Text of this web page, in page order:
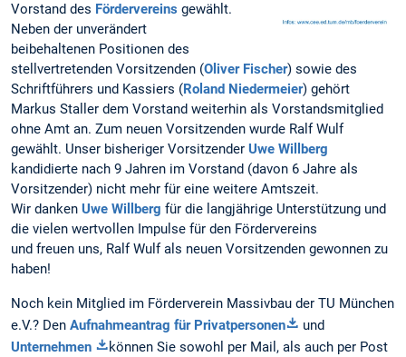
Vorstand des Fördervereins gewählt.
Neben der unverändert
beibehaltenen Positionen des
stellvertretenden Vorsitzenden (Oliver Fischer) sowie des
Schriftführers und Kassiers (Roland Niedermeier) gehört
Markus Staller dem Vorstand weiterhin als Vorstandsmitglied
ohne Amt an. Zum neuen Vorsitzenden wurde Ralf Wulf
gewählt. Unser bisheriger Vorsitzender Uwe Willberg
kandidierte nach 9 Jahren im Vorstand (davon 6 Jahre als
Vorsitzender) nicht mehr für eine weitere Amtszeit.
Wir danken Uwe Willberg für die langjährige Unterstützung und
die vielen wertvollen Impulse für den Fördervereins
und freuen uns, Ralf Wulf als neuen Vorsitzenden gewonnen zu
haben!
Noch kein Mitglied im Förderverein Massivbau der TU München
e.V.? Den Aufnahmeantrag für Privatpersonen
und
Unternehmen
können Sie sowohl per Mail, als auch per Post